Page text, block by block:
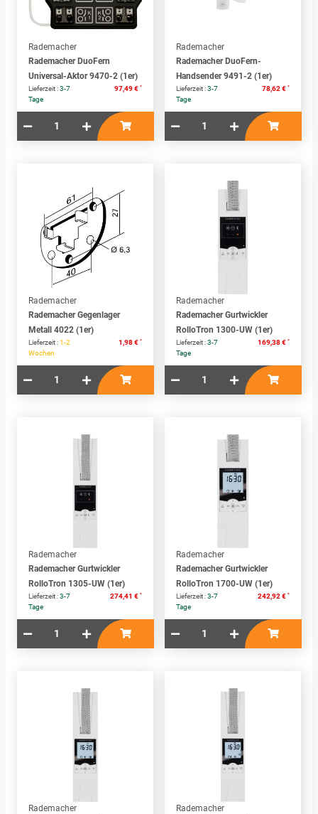
Rademacher
Rademacher DuoFern
Universal-Aktor 9470-2 (1er)
Lieferzeit :3-7
Tage
97,49 € *
Rademacher
Rademacher DuoFern-
Handsender 9491-2 (1er)
Lieferzeit :3-7
Tage
78,62 € *
Rademacher
Rademacher Gegenlager
Metall 4022 (1er)
Lieferzeit :1-2
Wochen
1,98 € *
Rademacher
Rademacher Gurtwickler
RolloTron 1300-UW (1er)
Lieferzeit :3-7
Tage
169,38 € *
Rademacher
Rademacher Gurtwickler
RolloTron 1305-UW (1er)
Lieferzeit :3-7
Tage
274,41 € *
Rademacher
Rademacher Gurtwickler
RolloTron 1700-UW (1er)
Lieferzeit :3-7
Tage
242,92 € *
Rademacher
Rademacher